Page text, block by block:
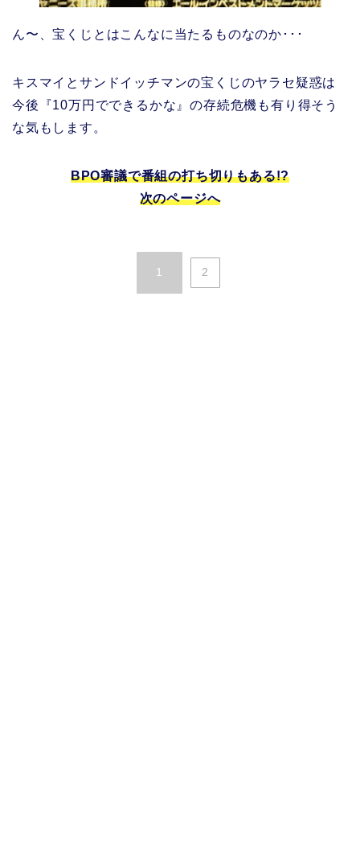
ん〜、宝くじとはこんなに当たるものなのか･･･
キスマイとサンドイッチマンの宝くじのヤラセ疑惑は
今後『10万円でできるかな』の存続危機も有り得そう
な気もします。
BPO審議で番組の打ち切りもある!?
次のページへ
1 2